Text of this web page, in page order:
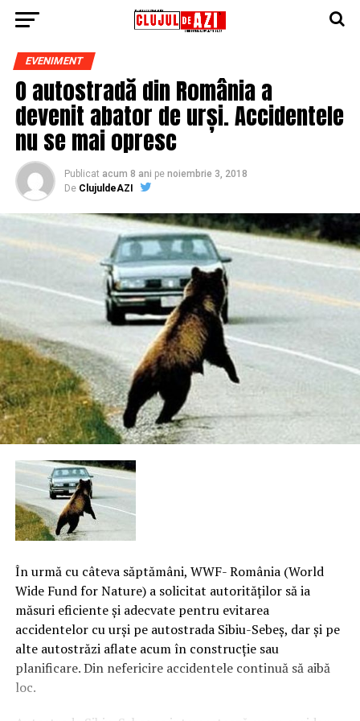
EVENIMENT
O autostradă din România a
devenit abator de urși. Accidentele
nu se mai opresc
Publicat acum 8 ani pe noiembrie 3, 2018
De ClujuldeAZI
În urmă cu câteva săptămâni, WWF- România (World
Wide Fund for Nature) a solicitat autorităţilor să ia
măsuri eficiente şi adecvate pentru evitarea
accidentelor cu urşi pe autostrada Sibiu-Sebeş, dar şi pe
alte autostrăzi aflate acum în construcţie sau
planificare. Din nefericire accidentele continuă să aibă
loc.